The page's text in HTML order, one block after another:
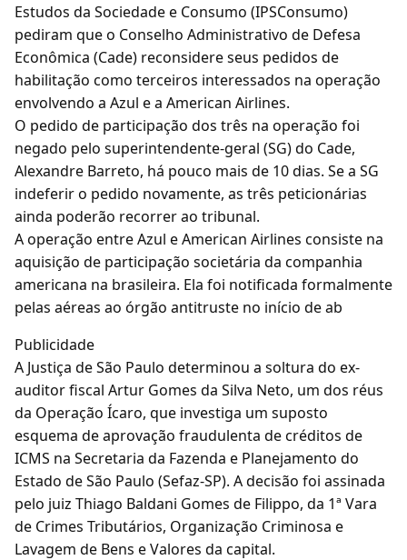
Estudos da Sociedade e Consumo (IPSConsumo)
pediram que o Conselho Administrativo de Defesa
Econômica (Cade) reconsidere seus pedidos de
habilitação como terceiros interessados na operação
envolvendo a Azul e a American Airlines.
O pedido de participação dos três na operação foi
negado pelo superintendente-geral (SG) do Cade,
Alexandre Barreto, há pouco mais de 10 dias. Se a SG
indeferir o pedido novamente, as três peticionárias
ainda poderão recorrer ao tribunal.
A operação entre Azul e American Airlines consiste na
aquisição de participação societária da companhia
americana na brasileira. Ela foi notificada formalmente
pelas aéreas ao órgão antitruste no início de ab
Publicidade
A Justiça de São Paulo determinou a soltura do ex-
auditor fiscal Artur Gomes da Silva Neto, um dos réus
da Operação Ícaro, que investiga um suposto
esquema de aprovação fraudulenta de créditos de
ICMS na Secretaria da Fazenda e Planejamento do
Estado de São Paulo (Sefaz-SP). A decisão foi assinada
pelo juiz Thiago Baldani Gomes de Filippo, da 1ª Vara
de Crimes Tributários, Organização Criminosa e
Lavagem de Bens e Valores da capital.